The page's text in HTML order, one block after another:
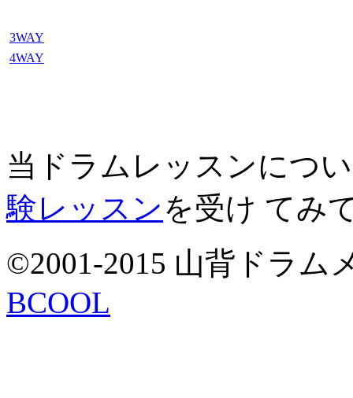
3WAY
4WAY
当ドラムレッスンにつ
験レッスンを受け てみ
©2001-2015 山背ドラム
BCOOL